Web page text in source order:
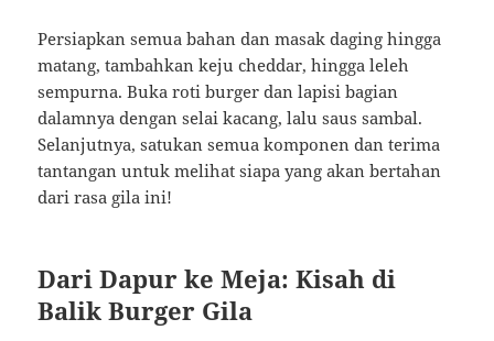
Persiapkan semua bahan dan masak daging hingga
matang, tambahkan keju cheddar, hingga leleh
sempurna. Buka roti burger dan lapisi bagian
dalamnya dengan selai kacang, lalu saus sambal.
Selanjutnya, satukan semua komponen dan terima
tantangan untuk melihat siapa yang akan bertahan
dari rasa gila ini!
Dari Dapur ke Meja: Kisah di
Balik Burger Gila